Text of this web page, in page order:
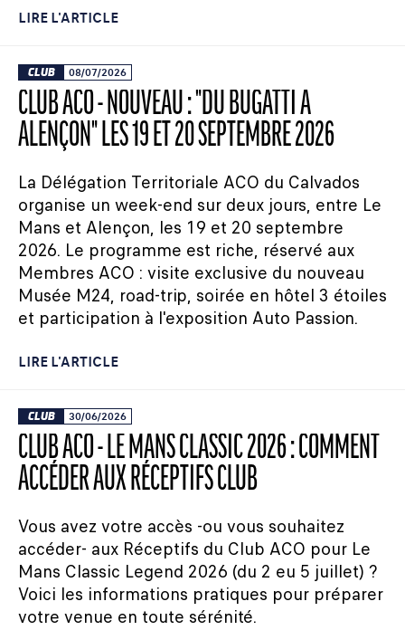
LIRE L'ARTICLE
CLUB 08/07/2026
CLUB ACO - NOUVEAU : "DU BUGATTI À
ALENÇON" LES 19 ET 20 SEPTEMBRE 2026
La Délégation Territoriale ACO du Calvados
organise un week-end sur deux jours, entre Le
Mans et Alençon, les 19 et 20 septembre
2026. Le programme est riche, réservé aux
Membres ACO : visite exclusive du nouveau
Musée M24, road-trip, soirée en hôtel 3 étoiles
et participation à l'exposition Auto Passion.
LIRE L'ARTICLE
CLUB 30/06/2026
CLUB ACO - LE MANS CLASSIC 2026 : COMMENT
ACCÉDER AUX RÉCEPTIFS CLUB
Vous avez votre accès -ou vous souhaitez
accéder- aux Réceptifs du Club ACO pour Le
Mans Classic Legend 2026 (du 2 eu 5 juillet) ?
Voici les informations pratiques pour préparer
votre venue en toute sérénité.